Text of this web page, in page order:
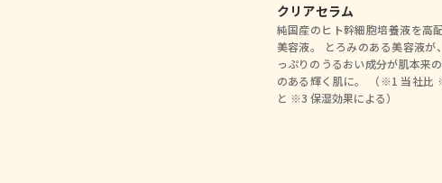
クリアセラム
純国産のヒト幹細胞培養液を
美容液。 とろみのある美容液が
っぷりのうるおい成分が肌本来
のある輝く肌に。 （※1 当社比
と ※3 保湿効果による）